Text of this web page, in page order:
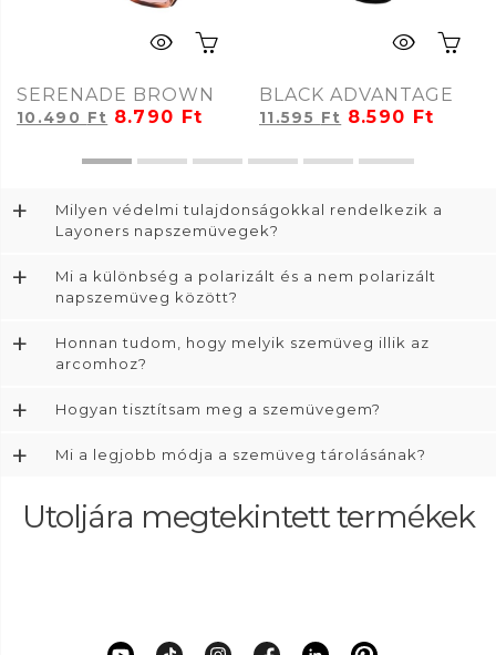
SERENADE BROWN
10.490 Ft 8.790 Ft
BLACK ADVANTAGE
11.595 Ft 8.590 Ft
+
Milyen védelmi tulajdonságokkal rendelkezik a
Layoners napszemüvegek?
+
Mi a különbség a polarizált és a nem polarizált
napszemüveg között?
+
Honnan tudom, hogy melyik szemüveg illik az
arcomhoz?
+ Hogyan tisztítsam meg a szemüvegem?
+ Mi a legjobb módja a szemüveg tárolásának?
Utoljára megtekintett termékek